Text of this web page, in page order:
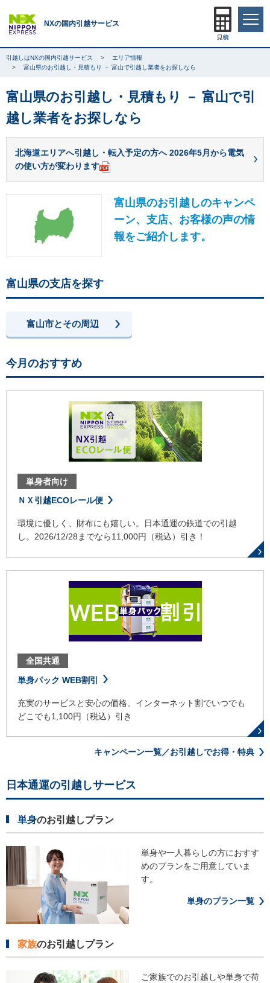
NXの国内引越サービス
引越しはNXの国内引越サービス
エリア情報
富山県のお引越し・見積もり － 富山で引越し業者をお探しなら
富山県のお引越し・見積もり － 富山で引
越し業者をお探しなら
北海道エリアへ引越し・転入予定の方へ 2026年5月から電気
の使い方が変わります
富山県のお引越しのキャンペ
ーン、支店、お客様の声の情
報をご紹介します。
富山県の支店を探す
富山市とその周辺
今月のおすすめ
単身者向け
ＮＸ引越ECOレール便
環境に優しく、財布にも嬉しい。日本通運の鉄道での引越
し。2026/12/28までなら11,000円（税込）引き！
全国共通
単身パック WEB割引
充実のサービスと安心の価格。インターネット割でいつでも
どこでも1,100円（税込）引き
キャンペーン一覧／お引越しでお得・特典
日本通運の引越しサービス
単身のお引越しプラン
単身や一人暮らしの方におすす
めのプランをご用意していま
す。
単身のプラン一覧
家族のお引越しプラン
ご家族でのお引越しや単身で荷